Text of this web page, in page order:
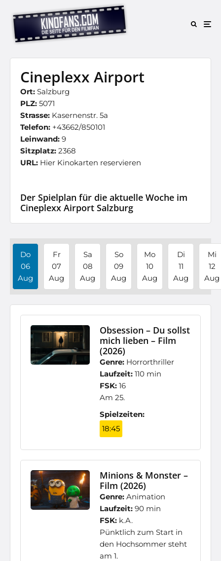
Cineplexx Airport
Ort: Salzburg
PLZ: 5071
Strasse: Kasernenstr. 5a
Telefon: +43662/850101
Leinwand: 9
Sitzplatz: 2368
URL: Hier Kinokarten reservieren
Der Spielplan für die aktuelle Woche im
Cineplexx Airport Salzburg
Do
06
Aug
Fr
07
Aug
Sa
08
Aug
So
09
Aug
Mo
10
Aug
Di
11
Aug
Mi
12
Aug
Obsession – Du sollst
mich lieben – Film
(2026)
Genre: Horrorthriller
Laufzeit: 110 min
FSK: 16
Am 25.
Spielzeiten:
18:45
Minions & Monster –
Film (2026)
Genre: Animation
Laufzeit: 90 min
FSK: k.A.
Pünktlich zum Start in
den Hochsommer steht
am 1.